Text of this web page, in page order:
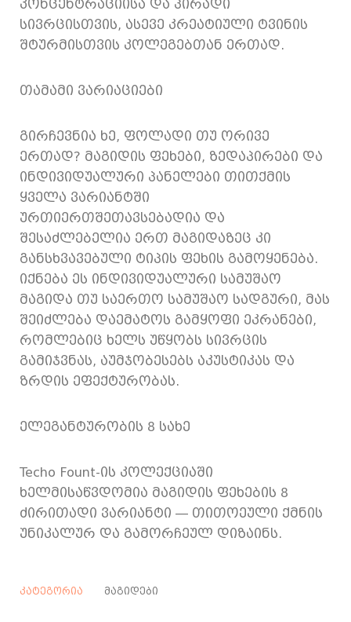
კონცენტრაციისა და პირადი
სივრცისთვის, ასევე კრეატიული ტვინის
შტურმისთვის კოლეგებთან ერთად.
თამამი ვარიაციები
გირჩევნია ხე, ფოლადი თუ ორივე
ერთად? მაგიდის ფეხები, ზედაპირები და
ინდივიდუალური პანელები თითქმის
ყველა ვარიანტში
ურთიერთშეთავსებადია და
შესაძლებელია ერთ მაგიდაზეც კი
განსხვავებული ტიპის ფეხის გამოყენება.
იქნება ეს ინდივიდუალური სამუშაო
მაგიდა თუ საერთო სამუშაო სადგური, მას
შეიძლება დაემატოს გამყოფი ეკრანები,
რომლებიც ხელს უწყობს სივრცის
გამიჯვნას, აუმჯობესებს აკუსტიკას და
ზრდის ეფექტურობას.
ელეგანტურობის 8 სახე
Techo Fount-ის კოლექციაში
ხელმისაწვდომია მაგიდის ფეხების 8
ძირითადი ვარიანტი — თითოეული ქმნის
უნიკალურ და გამორჩეულ დიზაინს.
კატეგორია მაგიდები